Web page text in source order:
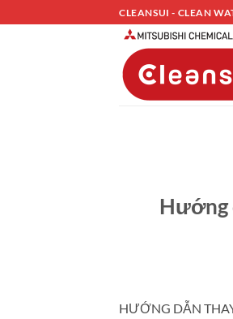
qua
CLEANSUI - CLEAN
Hướng
HƯỚNG DẪN